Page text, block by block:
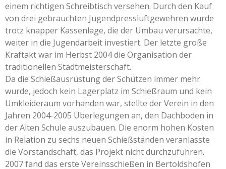
einem richtigen Schreibtisch versehen. Durch den Kauf
von drei gebrauchten Jugendpressluftgewehren wurde
trotz knapper Kassenlage, die der Umbau verursachte,
weiter in die Jugendarbeit investiert. Der letzte große
Kraftakt war im Herbst 2004 die Organisation der
traditionellen Stadtmeisterschaft.
Da die Schießausrüstung der Schützen immer mehr
wurde, jedoch kein Lagerplatz im Schießraum und kein
Umkleideraum vorhanden war, stellte der Verein in den
Jahren 2004-2005 Überlegungen an, den Dachboden in
der Alten Schule auszubauen. Die enorm hohen Kosten
in Relation zu sechs neuen Schießständen veranlasste
die Vorstandschaft, das Projekt nicht durchzuführen.
2007 fand das erste Vereinsschießen in Bertoldshofen